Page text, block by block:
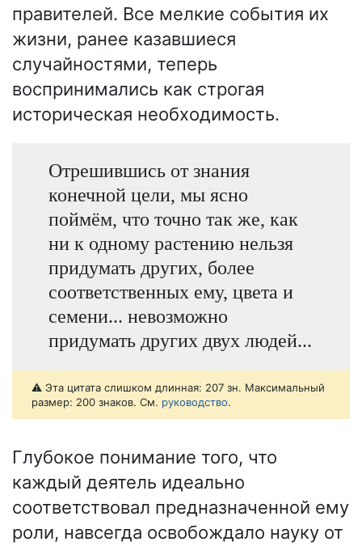
правителей. Все мелкие события их
жизни, ранее казавшиеся
случайностями, теперь
воспринимались как строгая
историческая необходимость.
Отрешившись от знания
конечной цели, мы ясно
поймём, что точно так же, как
ни к одному растению нельзя
придумать других, более
соответственных ему, цвета и
семени... невозможно
придумать других двух людей...
⚠️ Эта цитата слишком длинная: 207 зн. Максимальный
размер: 200 знаков. См. руководство.
Глубокое понимание того, что
каждый деятель идеально
соответствовал предназначенной ему
роли, навсегда освобождало науку от